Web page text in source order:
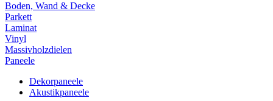
Boden, Wand & Decke
Parkett
Laminat
Vinyl
Massivholzdielen
Paneele
Dekorpaneele
Akustikpaneele